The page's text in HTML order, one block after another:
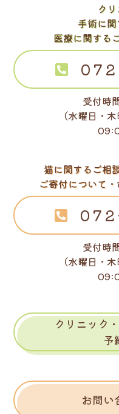
ク
手術に
医療に関する
受付時
（水曜日・
猫に関するご相
ご寄付について
受付時
（水曜日・
クリニック
予
お問い